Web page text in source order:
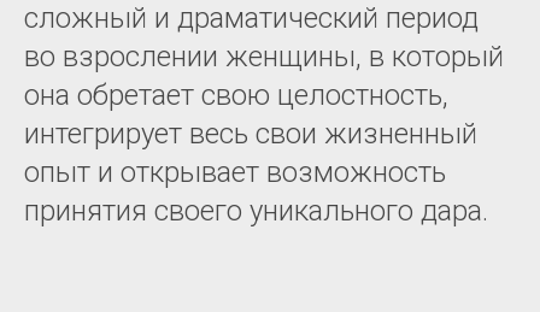
сложный и драматический период
во взрослении женщины, в который
она обретает свою целостность,
интегрирует весь свои жизненный
опыт и открывает возможность
принятия своего уникального дара.